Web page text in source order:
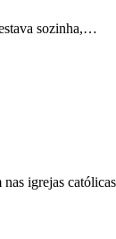
sozinha,…
igrejas